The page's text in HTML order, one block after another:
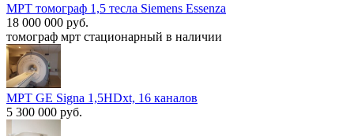
МРТ томограф 1,5 тесла Siemens Essenza
18 000 000 руб.
томограф мрт стационарный в наличии
МРТ GE Signa 1,5HDxt, 16 каналов
5 300 000 руб.